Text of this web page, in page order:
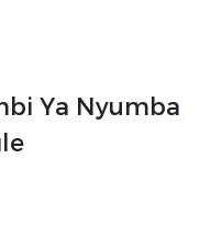
Ya Nyumba